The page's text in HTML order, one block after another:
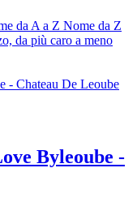
da A a Z Nome da Z
da più caro a meno
Byleoube -